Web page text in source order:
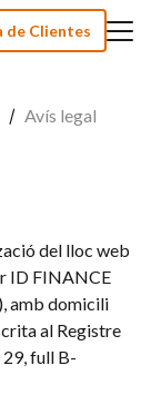
de Clientes
Avís legal
del lloc web
ID FINANCE
amb domicili
al Registre
full B-